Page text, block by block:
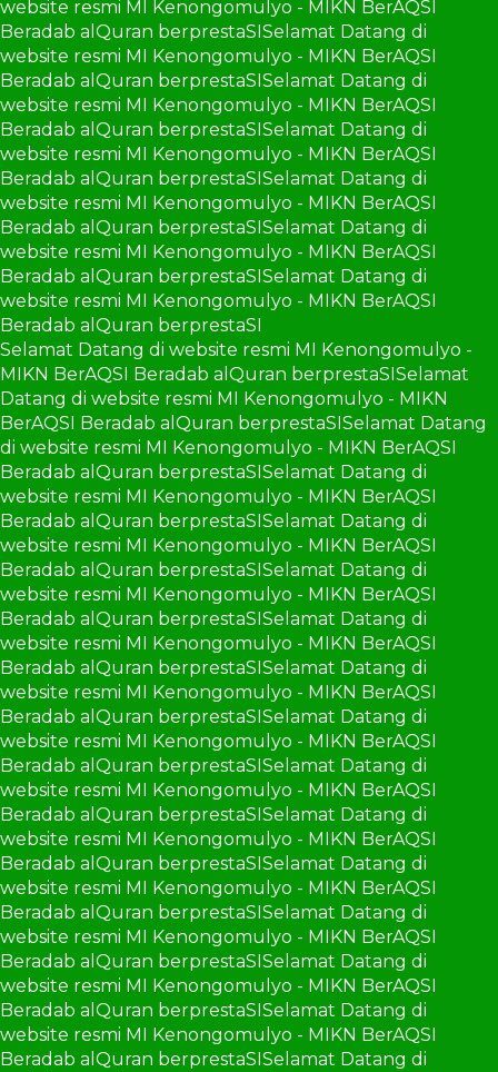
website resmi MI Kenongomulyo - MIKN BerAQSI
Beradab alQuran berprestaSISelamat Datang di
website resmi MI Kenongomulyo - MIKN BerAQSI
Beradab alQuran berprestaSISelamat Datang di
website resmi MI Kenongomulyo - MIKN BerAQSI
Beradab alQuran berprestaSISelamat Datang di
website resmi MI Kenongomulyo - MIKN BerAQSI
Beradab alQuran berprestaSISelamat Datang di
website resmi MI Kenongomulyo - MIKN BerAQSI
Beradab alQuran berprestaSISelamat Datang di
website resmi MI Kenongomulyo - MIKN BerAQSI
Beradab alQuran berprestaSISelamat Datang di
website resmi MI Kenongomulyo - MIKN BerAQSI
Beradab alQuran berprestaSI
Selamat Datang di website resmi MI Kenongomulyo -
MIKN BerAQSI Beradab alQuran berprestaSISelamat
Datang di website resmi MI Kenongomulyo - MIKN
BerAQSI Beradab alQuran berprestaSISelamat Datang
di website resmi MI Kenongomulyo - MIKN BerAQSI
Beradab alQuran berprestaSISelamat Datang di
website resmi MI Kenongomulyo - MIKN BerAQSI
Beradab alQuran berprestaSISelamat Datang di
website resmi MI Kenongomulyo - MIKN BerAQSI
Beradab alQuran berprestaSISelamat Datang di
website resmi MI Kenongomulyo - MIKN BerAQSI
Beradab alQuran berprestaSISelamat Datang di
website resmi MI Kenongomulyo - MIKN BerAQSI
Beradab alQuran berprestaSISelamat Datang di
website resmi MI Kenongomulyo - MIKN BerAQSI
Beradab alQuran berprestaSISelamat Datang di
website resmi MI Kenongomulyo - MIKN BerAQSI
Beradab alQuran berprestaSISelamat Datang di
website resmi MI Kenongomulyo - MIKN BerAQSI
Beradab alQuran berprestaSISelamat Datang di
website resmi MI Kenongomulyo - MIKN BerAQSI
Beradab alQuran berprestaSISelamat Datang di
website resmi MI Kenongomulyo - MIKN BerAQSI
Beradab alQuran berprestaSISelamat Datang di
website resmi MI Kenongomulyo - MIKN BerAQSI
Beradab alQuran berprestaSISelamat Datang di
website resmi MI Kenongomulyo - MIKN BerAQSI
Beradab alQuran berprestaSISelamat Datang di
website resmi MI Kenongomulyo - MIKN BerAQSI
Beradab alQuran berprestaSISelamat Datang di